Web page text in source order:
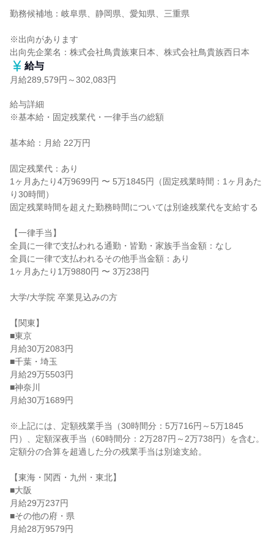
勤務候補地：岐阜県、静岡県、愛知県、三重県
※出向があります
出向先企業名：株式会社鳥貴族東日本、株式会社鳥貴族西日本
給与
月給289,579円～302,083円
給与詳細
※基本給・固定残業代・一律手当の総額
基本給：月給 22万円
固定残業代：あり
1ヶ月あたり4万9699円 〜 5万1845円（固定残業時間：1ヶ月あた
り30時間）
固定残業時間を超えた勤務時間については別途残業代を支給する
【一律手当】
全員に一律で支払われる通勤・皆勤・家族手当金額：なし
全員に一律で支払われるその他手当金額：あり
1ヶ月あたり1万9880円 〜 3万238円
大学/大学院 卒業見込みの方
【関東】
■東京
月給30万2083円
■千葉・埼玉
月給29万5503円
■神奈川
月給30万1689円
※上記には、定額残業手当（30時間分：5万716円～5万1845
円）、定額深夜手当（60時間分：2万287円～2万738円）を含む。
定額分の合算を超過した分の残業手当は別途支給。
【東海・関西・九州・東北】
■大阪
月給29万237円
■その他の府・県
月給28万9579円